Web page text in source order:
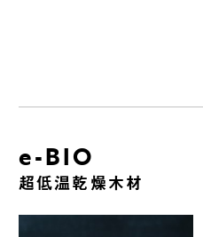
e-BIO
超低温乾燥木材